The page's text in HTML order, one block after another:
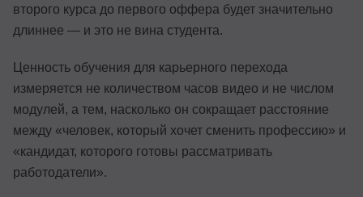
второго курса до первого оффера будет значительно
длиннее — и это не вина студента.
Ценность обучения для карьерного перехода
измеряется не количеством часов видео и не числом
модулей, а тем, насколько он сокращает расстояние
между «человек, который хочет сменить профессию» и
«кандидат, которого готовы рассматривать
работодатели».